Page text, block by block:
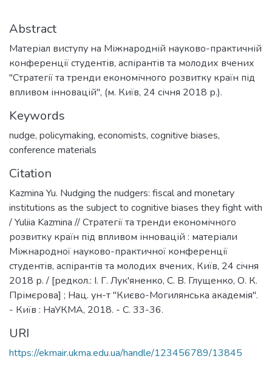
Abstract
Матеріал виступу на Міжнародній науково-практичній
конференції студентів, аспірантів та молодих вчених
"Стратегії та тренди економічного розвитку країн під
впливом інновацій", (м. Київ, 24 січня 2018 р.).
Keywords
nudge, policymaking, economists, cognitive biases,
conference materials
Citation
Kazmina Yu. Nudging the nudgers: fiscal and monetary
institutions as the subject to cognitive biases they fight with
/ Yuliia Kazmina // Стратегії та тренди економічного
розвитку країн під впливом інновацій : матеріали
Міжнародної науково-практичної конференції
студентів, аспірантів та молодих вчених, Київ, 24 січня
2018 р. / [редкол.: І. Г. Лук'яненко, С. В. Глущенко, О. К.
Прімєрова] ; Нац. ун-т "Києво-Могилянська академія".
- Київ : НаУКМА, 2018. - С. 33-36.
URI
https://ekmair.ukma.edu.ua/handle/123456789/13845